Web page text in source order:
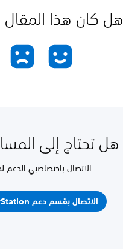
هل كان هذا المقال
هل تحتاج إلى
الاتصال باختصاصيي الدعم
الاتصال بقسم دعم PlayStation